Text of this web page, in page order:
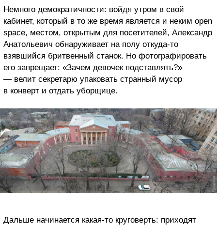
Немного демократичности: войдя утром в свой
кабинет, который в то же время является и неким open
space, местом, открытым для посетителей, Александр
Анатольевич обнаруживает на полу откуда-то
взявшийся бритвенный станок. Но фотографировать
его запрещает: «Зачем девочек подставлять?»
— велит секретарю упаковать странный мусор
в конверт и отдать уборщице.
Дальше начинается какая-то круговерть: приходят